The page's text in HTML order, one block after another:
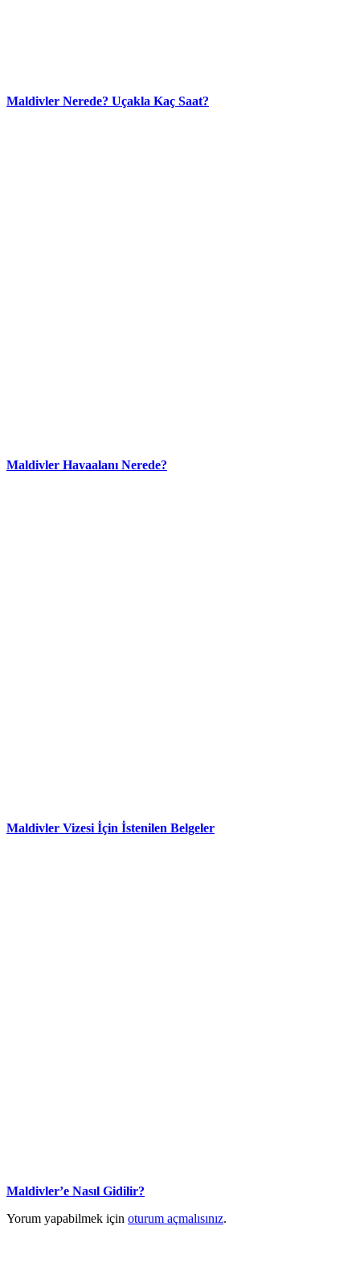
Maldivler Nerede? Uçakla Kaç Saat?
Maldivler Havaalanı Nerede?
Maldivler Vizesi İçin İstenilen Belgeler
Maldivler’e Nasıl Gidilir?
Yorum yapabilmek için oturum açmalısınız.